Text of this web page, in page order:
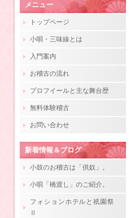
メニュー
トップページ
小唄・三味線とは
入門案内
お稽古の流れ
プロフイールと主な舞台歴
無料体験稽古
お問い合わせ
新着情報＆ブログ
小鼓のお稽古は「供奴」。
小唄「橋渡し」のご紹介。
フォションホテルと祇園祭
Ⅱ